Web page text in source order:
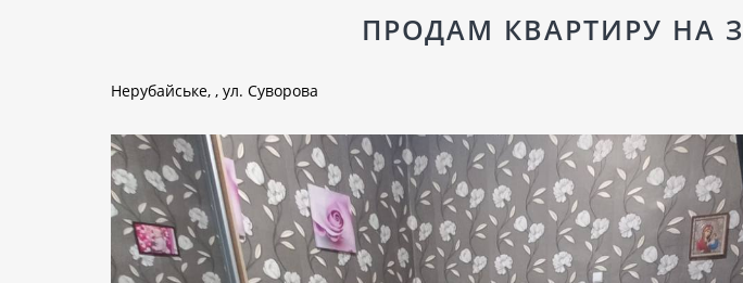
ПРОДАМ КВАРТИРУ НА
Нерубайське, , ул. Суворова